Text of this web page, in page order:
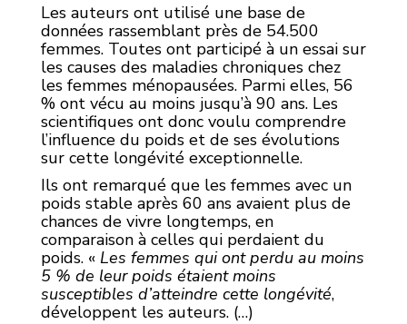
Les auteurs ont utilisé une base de
données rassemblant près de 54.500
femmes. Toutes ont participé à un essai sur
les causes des maladies chroniques chez
les femmes ménopausées. Parmi elles, 56
% ont vécu au moins jusqu’à 90 ans. Les
scientifiques ont donc voulu comprendre
l’influence du poids et de ses évolutions
sur cette longévité exceptionnelle.
Ils ont remarqué que les femmes avec un
poids stable après 60 ans avaient plus de
chances de vivre longtemps, en
comparaison à celles qui perdaient du
poids. « Les femmes qui ont perdu au moins
5 % de leur poids étaient moins
susceptibles d’atteindre cette longévité,
développent les auteurs. (…)